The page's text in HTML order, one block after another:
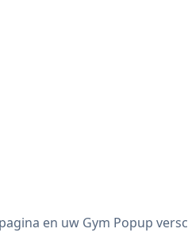
en uw Gym Popup